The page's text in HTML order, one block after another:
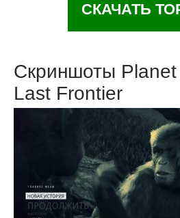
СКАЧАТЬ
Скриншоты
Last Frontier